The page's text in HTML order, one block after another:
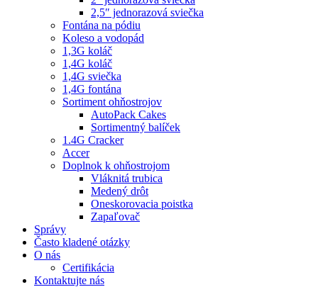
2,5″ jednorazová sviečka
Fontána na pódiu
Koleso a vodopád
1,3G koláč
1,4G koláč
1,4G sviečka
1,4G fontána
Sortiment ohňostrojov
AutoPack Cakes
Sortimentný balíček
1.4G Cracker
Accer
Doplnok k ohňostrojom
Vláknitá trubica
Medený drôt
Oneskorovacia poistka
Zapaľovač
Správy
Často kladené otázky
O nás
Certifikácia
Kontaktujte nás